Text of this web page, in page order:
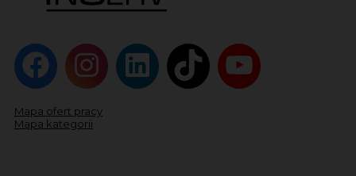
Mapa ofert pracy
Mapa kategorii